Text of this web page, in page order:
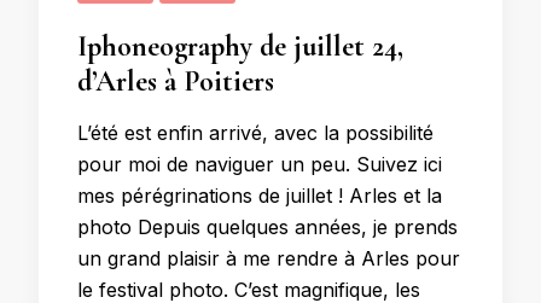
Iphoneography de juillet 24,
d’Arles à Poitiers
L’été est enfin arrivé, avec la possibilité
pour moi de naviguer un peu. Suivez ici
mes pérégrinations de juillet ! Arles et la
photo Depuis quelques années, je prends
un grand plaisir à me rendre à Arles pour
le festival photo. C’est magnifique, les